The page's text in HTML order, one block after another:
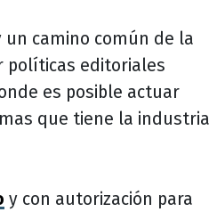
camino común de la
políticas editoriales
es posible actuar
que tiene la industria
y con autorización para